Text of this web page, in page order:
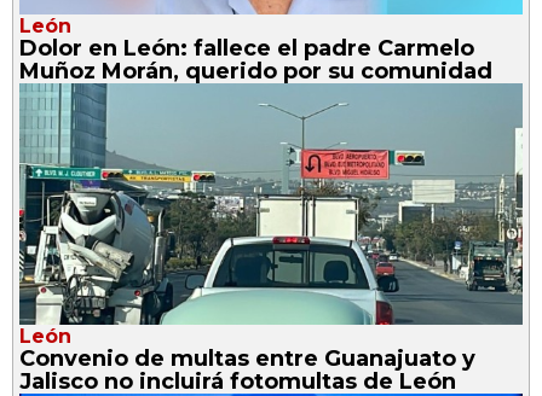
León
Dolor en León: fallece el padre Carmelo
Muñoz Morán, querido por su comunidad
León
Convenio de multas entre Guanajuato y
Jalisco no incluirá fotomultas de León